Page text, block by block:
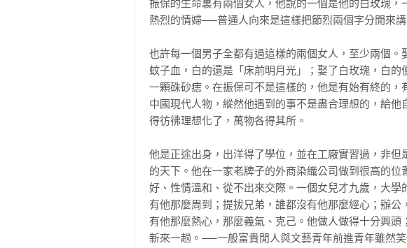
振保的生命裏有兩個女人，他說的一個是他的白玫瑰
熱烈的情婦──普通人向來是這樣把節烈兩個字分開來講
也許每一個男子全都有過這樣的兩個女人，至少兩個
蚊子血，白的還是「床前明月光」；娶了白玫瑰，白
一顆硃砂痣。在振保可不是這樣的，他是有始有終的
中國現代人物，縱然他遇到的事不是盡合理想的，給
得彷彿理想化了，萬物各得其所。
他是正途出身，出洋得了學位，並在工廠實習過，非
的天下。他在一家老牌子的外商染織公司做到很高的
好、性情溫和、從不出來交際。一個女兒才九歲，大
有他那麼周到；提拔兄弟，誰都沒有他那麼經心；辦
有他那麼熱心，那麼義氣、克己。他做人做得十分興
新來一趟。──一般富貴閒人與文藝青年前進青年雖然